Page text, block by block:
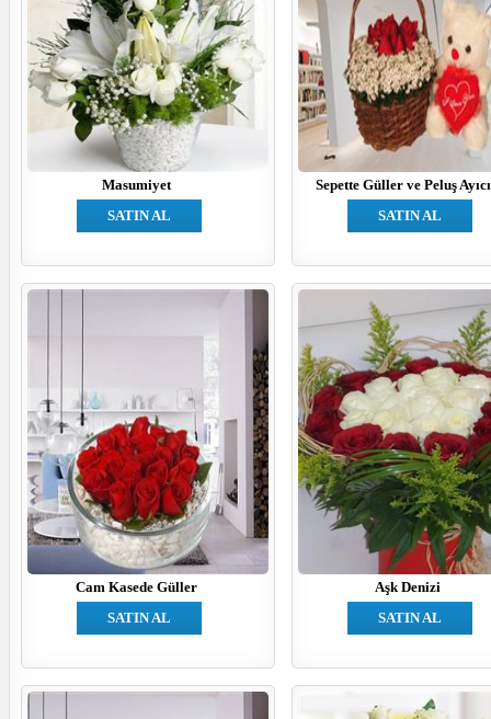
Masumiyet
SATIN AL
Sepette Güller ve Peluş
SATIN AL
Cam Kasede Güller
SATIN AL
Aşk Denizi
SATIN AL